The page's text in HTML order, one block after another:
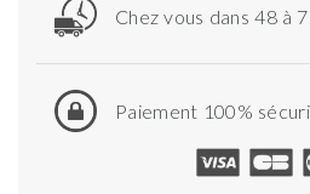
Chez vous dans 48 à
Paiement 100%